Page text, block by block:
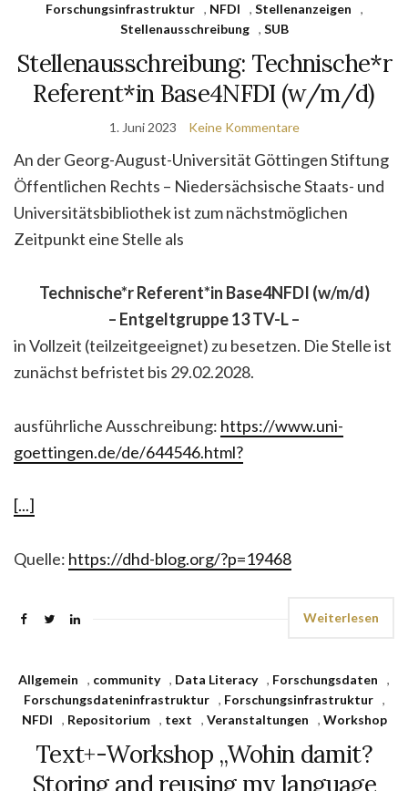
Forschungsinfrastruktur
, NFDI , Stellenanzeigen
,
Stellenausschreibung
, SUB
Stellenausschreibung: Technische*r
Referent*in Base4NFDI (w/m/d)
1. Juni 2023 Keine Kommentare
An der Georg-August-Universität Göttingen Stiftung
Öffentlichen Rechts – Niedersächsische Staats- und
Universitätsbibliothek ist zum nächstmöglichen
Zeitpunkt eine Stelle als
Technische*r Referent*in Base4NFDI (w/m/d)
– Entgeltgruppe 13 TV-L –
in Vollzeit (teilzeitgeeignet) zu besetzen. Die Stelle ist
zunächst befristet bis 29.02.2028.
ausführliche Ausschreibung: https://www.uni-
goettingen.de/de/644546.html?
[...]
Quelle: https://dhd-blog.org/?p=19468
Weiterlesen
Allgemein , community , Data Literacy , Forschungsdaten
,
Forschungsdateninfrastruktur
, Forschungsinfrastruktur
,
NFDI
, Repositorium , text , Veranstaltungen , Workshop
Text+-Workshop „Wohin damit?
Storing and reusing my language